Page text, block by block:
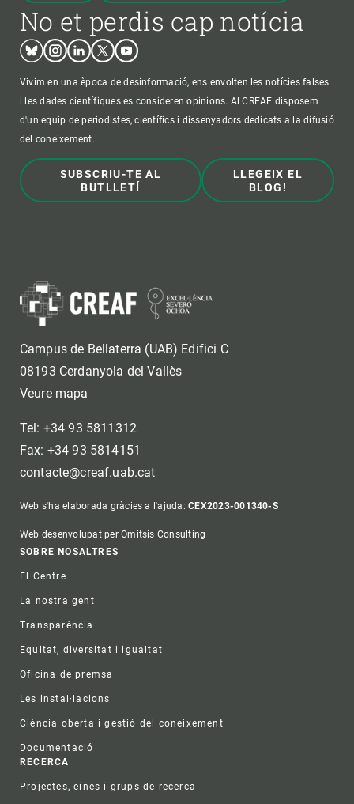
No et perdis cap notícia
BlueskyInstagram
LinkedinTwitterYoutube
Vivim en una època de desinformació, ens envolten les notícies falses
i les dades científiques es consideren opinions. Al CREAF disposem
d'un equip de periodistes, científics i dissenyadors dedicats a la difusió
del coneixement.
SUBSCRIU-TE AL
BUTLLETÍ
LLEGEIX EL
BLOG!
Campus de Bellaterra (UAB) Edifici C
08193 Cerdanyola del Vallès
Veure mapa
Tel: +34 93 5811312
Fax: +34 93 5814151
contacte@creaf.uab.cat
Web s'ha elaborada gràcies a l'ajuda:CEX2023-001340-S
Web desenvolupat per Omitsis Consulting
Footer
SOBRE NOSALTRES
El Centre
La nostra gent
Transparència
Equitat, diversitat i igualtat
Oficina de premsa
Les instal·lacions
Ciència oberta i gestió del coneixement
Documentació
RECERCA
Projectes, eines i grups de recerca